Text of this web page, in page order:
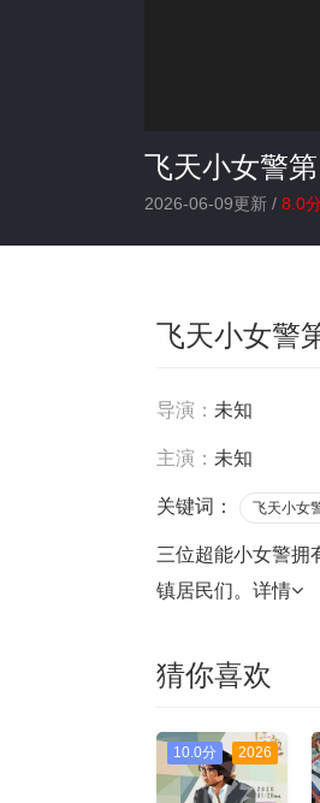
飞天小女警
2026-06-09更新 / 8.0
飞天小女警
导演： 未知
主演： 未知
关键词： 飞天小女
三位超能小女警拥
镇居民们。 详情
猜你喜欢
10.0分 2026